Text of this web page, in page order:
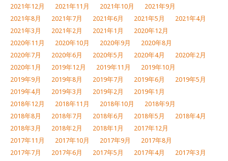
2021年12月
2021年11月 2021年10月
2021年9月
2021年8月
2021年7月 2021年6月 2021年5月
2021年4月
2021年3月
2021年2月 2021年1月
2020年12月
2020年11月
2020年10月 2020年9月
2020年8月
2020年7月
2020年6月 2020年5月 2020年4月
2020年2月
2020年1月
2019年12月 2019年11月
2019年10月
2019年9月
2019年8月 2019年7月 2019年6月
2019年5月
2019年4月
2019年3月 2019年2月
2019年1月
2018年12月
2018年11月 2018年10月
2018年9月
2018年8月
2018年7月 2018年6月 2018年5月
2018年4月
2018年3月
2018年2月 2018年1月
2017年12月
2017年11月
2017年10月 2017年9月
2017年8月
2017年7月
2017年6月 2017年5月 2017年4月
2017年3月